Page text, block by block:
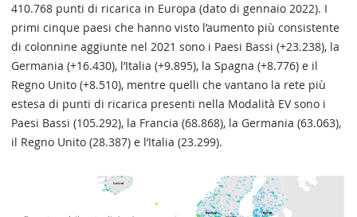
410.768 punti di ricarica in Europa (dato di gennaio 2022). I
primi cinque paesi che hanno visto l’aumento più consistente
di colonnine aggiunte nel 2021 sono i Paesi Bassi (+23.238), la
Germania (+16.430), l’Italia (+9.895), la Spagna (+8.776) e il
Regno Unito (+8.510), mentre quelli che vantano la rete più
estesa di punti di ricarica presenti nella Modalità EV sono i
Paesi Bassi (105.292), la Francia (68.868), la Germania (63.063),
il Regno Unito (28.387) e l’Italia (23.299).